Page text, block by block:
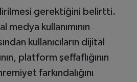
gerektiğini belirtti.
medya kullanımının
kullanıcıların dijital
platform şeffaflığının
farkındalığını